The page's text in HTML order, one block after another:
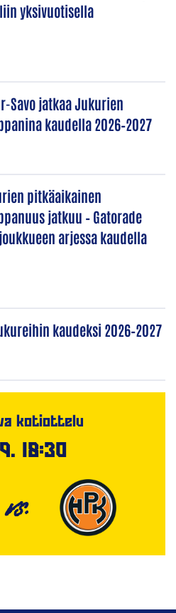
yksivuotisella
Savo jatkaa Jukurien
kaudella 2026–2027
pitkäaikainen
jatkuu – Gatorade
arjessa kaudella
kaudeksi 2026–2027
kotiottelu
18:30
VS.